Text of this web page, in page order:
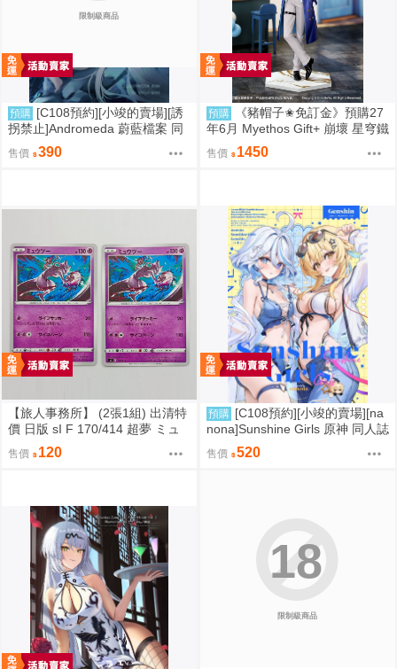
限制級商品
預購 [C108預約][小竣的賣場][誘
拐禁止]Andromeda 蔚藍檔案 同
人誌id=3727344
售價 390
預購
《豬帽子✬免訂金》預購27
年6月 Myethos Gift+ 崩壞 星穹鐵
道 白厄 列車環遊記Ver 1/8 1011
售價 1450
【旅人事務所】 (2張1組) 出清特
價 日版 sI F 170/414 超夢 ミュ
ウツー PTCG 寶可夢 卡牌【原售
價480元 特價120元】
售價 120
預購 [C108預約][小竣的賣場][na
nona]Sunshine Girls 原神 同人誌
id=3774614
售價 520
限制級商品
18